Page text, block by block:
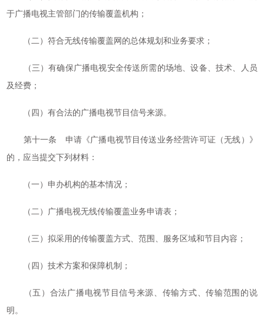
于广播电视主管部门的传输覆盖机构；
（二）符合无线传输覆盖网的总体规划和业务要求；
（三）有确保广播电视安全传送所需的场地、设备、技术、人员
及经费；
（四）有合法的广播电视节目信号来源。
第十一条 申请《广播电视节目传送业务经营许可证（无线）》
的，应当提交下列材料：
（一）申办机构的基本情况；
（二）广播电视无线传输覆盖业务申请表；
（三）拟采用的传输覆盖方式、范围、服务区域和节目内容；
（四）技术方案和保障机制；
（五）合法广播电视节目信号来源、传输方式、传输范围的说
明。